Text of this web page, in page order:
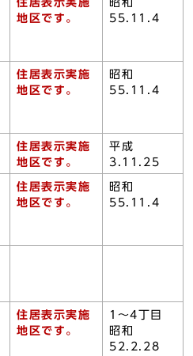
住居表示実施
地区です。
昭和
55.11.4
住居表示実施
地区です。
昭和
55.11.4
住居表示実施
地区です。
平成
3.11.25
住居表示実施
地区です。
昭和
55.11.4
住居表示実施
地区です。
1～4丁目
昭和
52.2.28